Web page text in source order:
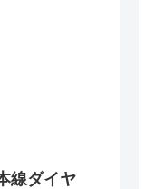
線ダイヤ